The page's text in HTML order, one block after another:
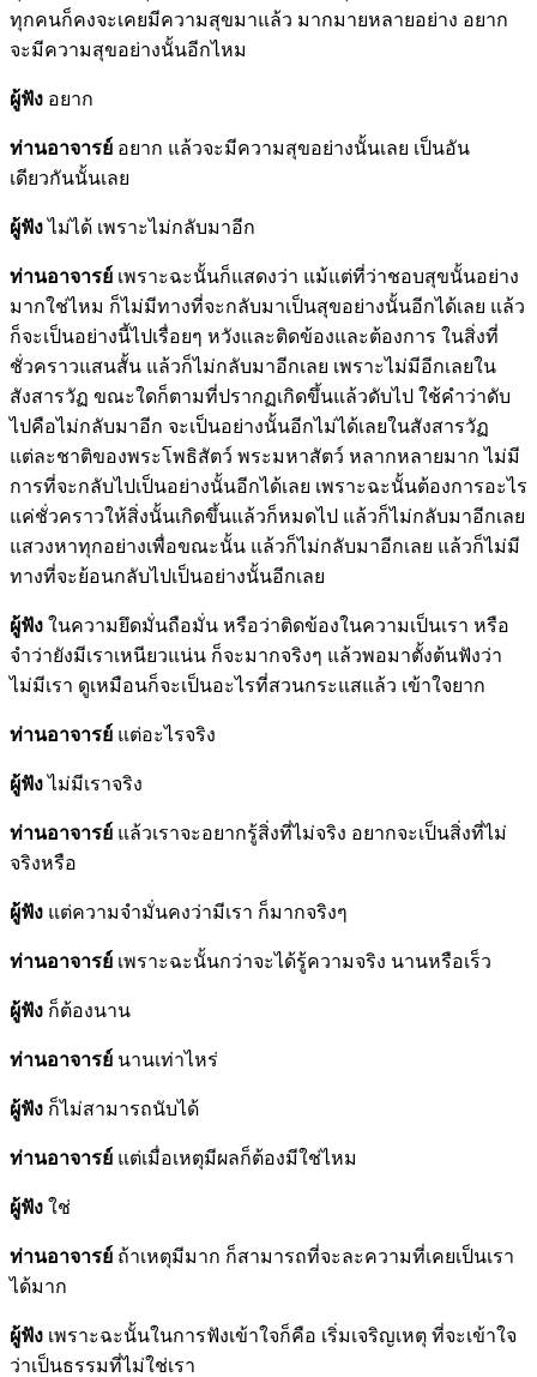
ทุกคนก็คงจะเคยมีความสุขมาแล้ว มากมายหลายอย่าง อยาก
จะมีความสุขอย่างนั้นอีกไหม
ผู้ฟัง อยาก
ท่านอาจารย์ อยาก แล้วจะมีความสุขอย่างนั้นเลย เป็นอัน
เดียวกันนั้นเลย
ผู้ฟังไม่ได้ เพราะไม่กลับมาอีก
ท่านอาจารย์ เพราะฉะนั้นก็แสดงว่า แม้แต่ที่ว่าชอบสุขนั้นอย่าง
มากใช่ไหม ก็ไม่มีทางที่จะกลับมาเป็นสุขอย่างนั้นอีกได้เลย แล้ว
ก็จะเป็นอย่างนี้ไปเรื่อยๆ หวังและติดข้องและต้องการ ในสิ่งที่
ชั่วคราวแสนสั้น แล้วก็ไม่กลับมาอีกเลย เพราะไม่มีอีกเลยใน
สังสารวัฏ ขณะใดก็ตามที่ปรากฏเกิดขึ้นแล้วดับไป ใช้คำว่าดับ
ไปคือไม่กลับมาอีก จะเป็นอย่างนั้นอีกไม่ได้เลยในสังสารวัฏ
แต่ละชาติของพระโพธิสัตว์ พระมหาสัตว์ หลากหลายมาก ไม่มี
การที่จะกลับไปเป็นอย่างนั้นอีกได้เลย เพราะฉะนั้นต้องการอะไร
แค่ชั่วคราวให้สิ่งนั้นเกิดขึ้นแล้วก็หมดไป แล้วก็ไม่กลับมาอีกเลย
แสวงหาทุกอย่างเพื่อขณะนั้น แล้วก็ไม่กลับมาอีกเลย แล้วก็ไม่มี
ทางที่จะย้อนกลับไปเป็นอย่างนั้นอีกเลย
ผู้ฟัง ในความยึดมั่นถือมั่น หรือว่าติดข้องในความเป็นเรา หรือ
จำว่ายังมีเราเหนียวแน่น ก็จะมากจริงๆ แล้วพอมาตั้งต้นฟังว่า
ไม่มีเรา ดูเหมือนก็จะเป็นอะไรที่สวนกระแสแล้ว เข้าใจยาก
ท่านอาจารย์ แต่อะไรจริง
ผู้ฟังไม่มีเราจริง
ท่านอาจารย์ แล้วเราจะอยากรู้สิ่งที่ไม่จริง อยากจะเป็นสิ่งที่ไม่
จริงหรือ
ผู้ฟัง แต่ความจำมั่นคงว่ามีเรา ก็มากจริงๆ
ท่านอาจารย์ เพราะฉะนั้นกว่าจะได้รู้ความจริง นานหรือเร็ว
ผู้ฟัง ก็ต้องนาน
ท่านอาจารย์ นานเท่าไหร่
ผู้ฟัง ก็ไม่สามารถนับได้
ท่านอาจารย์ แต่เมื่อเหตุมีผลก็ต้องมีใช่ไหม
ผู้ฟัง ใช่
ท่านอาจารย์ ถ้าเหตุมีมาก ก็สามารถที่จะละความที่เคยเป็นเรา
ได้มาก
ผู้ฟัง เพราะฉะนั้นในการฟังเข้าใจก็คือ เริ่มเจริญเหตุ ที่จะเข้าใจ
ว่าเป็นธรรมที่ไม่ใช่เรา